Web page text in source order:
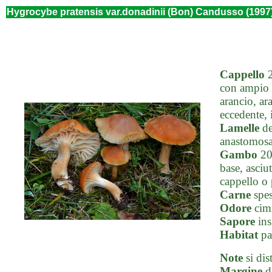
Hygrocybe pratensis var.donadinii (Bon) Candusso
Cappello
con
arancio,
Lamelle
Gambo
base,
cappello
Carne
Odore
Sapore
Habitat
Note si